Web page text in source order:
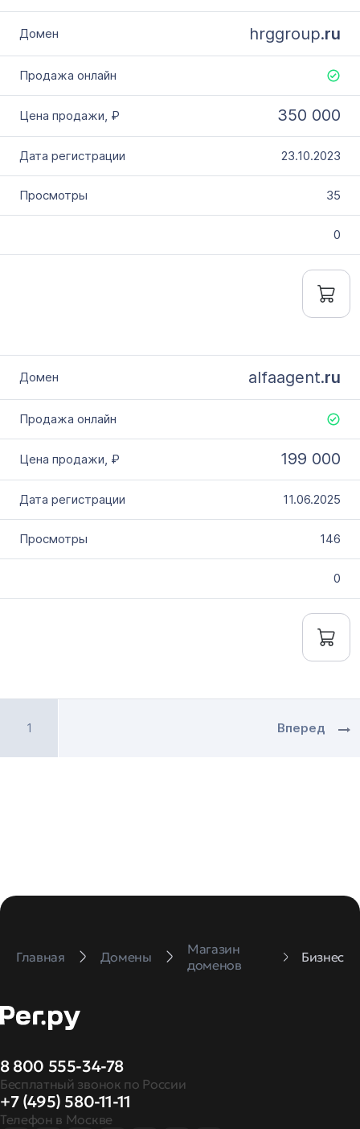
hrggroup.ru
350 000
23.10.2023
35
0
alfaagent.ru
199 000
11.06.2025
146
0
1 Вперед
Главная Домены
Магазин
доменов
Бизнес
8 800 555-34-78
Бесплатный звонок по России
+7 (495) 580-11-11
Телефон в Москве